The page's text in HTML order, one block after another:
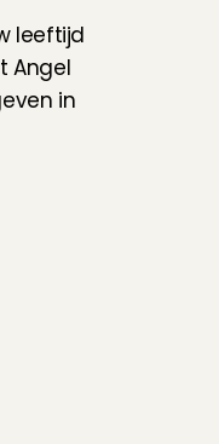
leeftijd
Angel
in